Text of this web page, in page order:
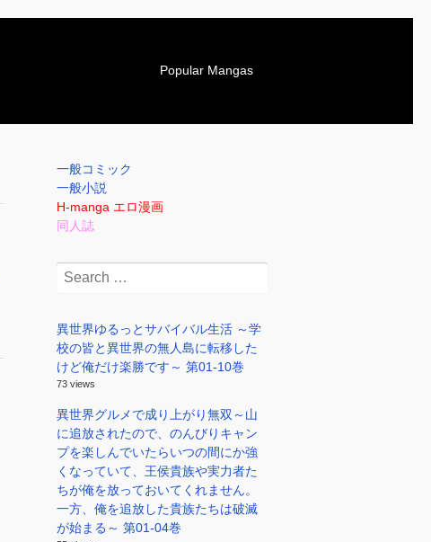
S
p
o
Popular Mangas
一般コミック
一般小説
H-manga エロ漫画
同人誌
Search
異世界ゆるっとサバイバル生活 ～学
校の皆と異世界の無人島に転移した
けど俺だけ楽勝です～ 第01-10巻
73 views
異世界グルメで成り上がり無双～山
に追放されたので、のんびりキャン
プを楽しんでいたらいつの間にか強
くなっていて、王侯貴族や実力者た
ちが俺を放っておいてくれません。
一方、俺を追放した貴族たちは破滅
が始まる～ 第01-04巻